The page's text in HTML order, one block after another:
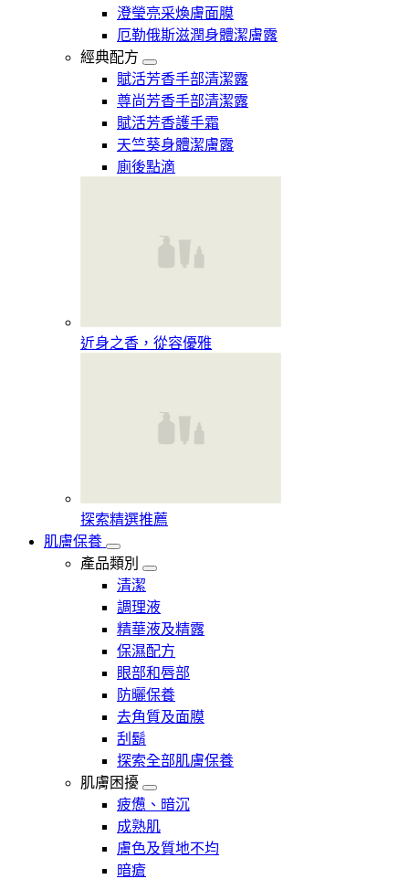
澄瑩亮采煥膚面膜
厄勒俄斯滋潤身體潔膚露
經典配方
賦活芳香手部清潔露
尊尚芳香手部清潔露
賦活芳香護手霜
天竺葵身體潔膚露
廁後點滴
近身之香，從容優雅
探索精選推薦
肌膚保養
產品類別
清潔
調理液
精華液及精露
保濕配方
眼部和唇部
防曬保養
去角質及面膜
刮鬍
探索全部肌膚保養
肌膚困擾
疲憊、暗沉
成熟肌
膚色及質地不均
暗瘡​